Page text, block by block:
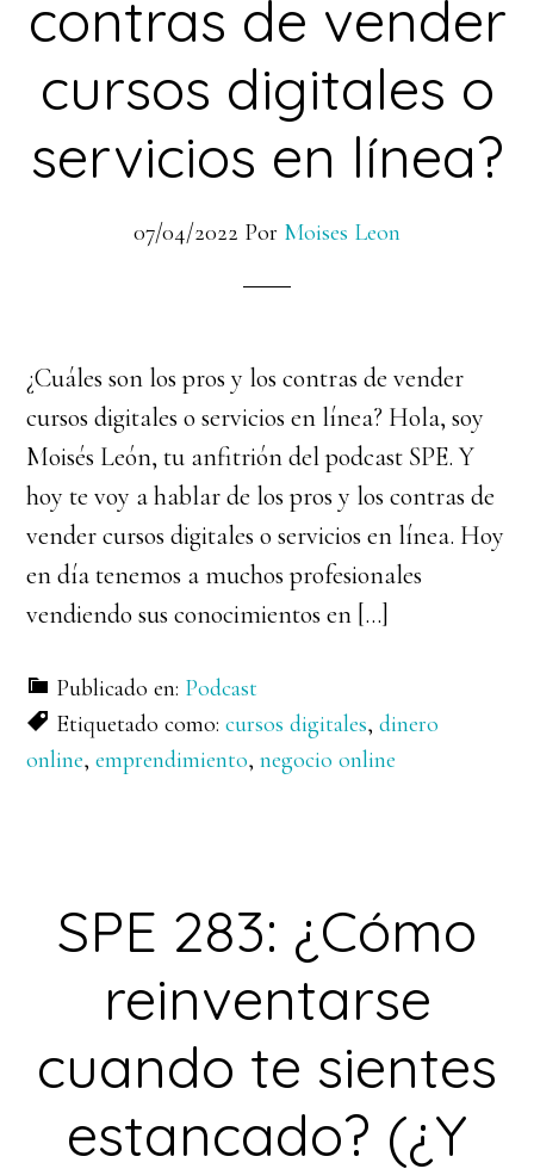
contras de vender
cursos digitales o
servicios en línea?
07/04/2022 Por Moises Leon
¿Cuáles son los pros y los contras de vender
cursos digitales o servicios en línea? Hola, soy
Moisés León, tu anfitrión del podcast SPE. Y
hoy te voy a hablar de los pros y los contras de
vender cursos digitales o servicios en línea. Hoy
en día tenemos a muchos profesionales
vendiendo sus conocimientos en […]
Publicado en: Podcast
Etiquetado como:cursos digitales,dinero
online,emprendimiento,negocio online
SPE 283: ¿Cómo
reinventarse
cuando te sientes
estancado? (¿Y